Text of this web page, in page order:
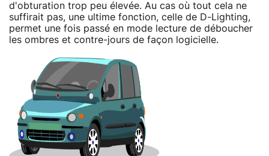
d'obturation trop peu élevée. Au cas où tout cela ne
suffirait pas, une ultime fonction, celle de D-Lighting,
permet une fois passé en mode lecture de déboucher
les ombres et contre-jours de façon logicielle.